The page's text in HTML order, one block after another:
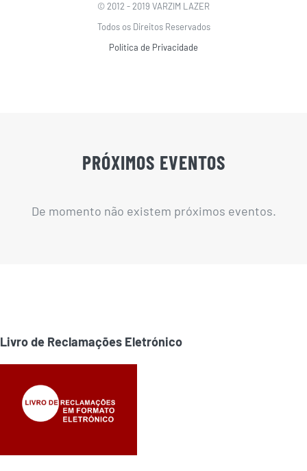
© 2012 - 2019 VARZIM LAZER
Todos os Direitos Reservados
Política de Privacidade
PRÓXIMOS EVENTOS
De momento não existem próximos eventos.
Livro de Reclamações Eletrónico